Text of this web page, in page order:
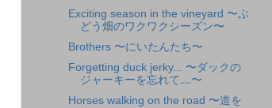
Exciting season in the vineyard 〜ぶ
どう畑のワクワクシーズン〜
Brothers 〜にいたんたち〜
Forgetting duck jerky... 〜ダックの
ジャーキーを忘れて‥‥〜
Horses walking on the road 〜道を